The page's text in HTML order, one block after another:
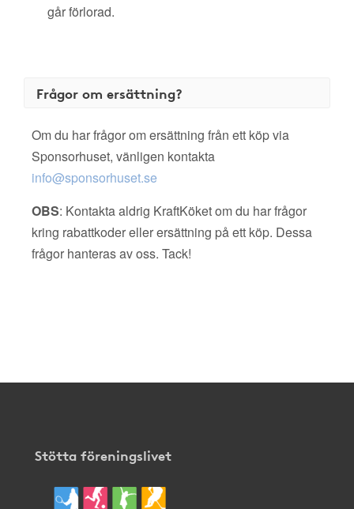
går förlorad.
Frågor om ersättning?
Om du har frågor om ersättning från ett köp via
Sponsorhuset, vänligen kontakta
info@sponsorhuset.se
OBS: Kontakta aldrig KraftKöket om du har frågor
kring rabattkoder eller ersättning på ett köp. Dessa
frågor hanteras av oss. Tack!
Stötta föreningslivet